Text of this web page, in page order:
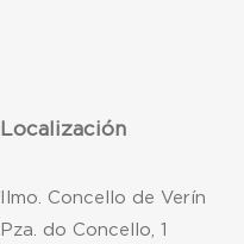
Localización
Ilmo. Concello de Verín
Pza. do Concello, 1